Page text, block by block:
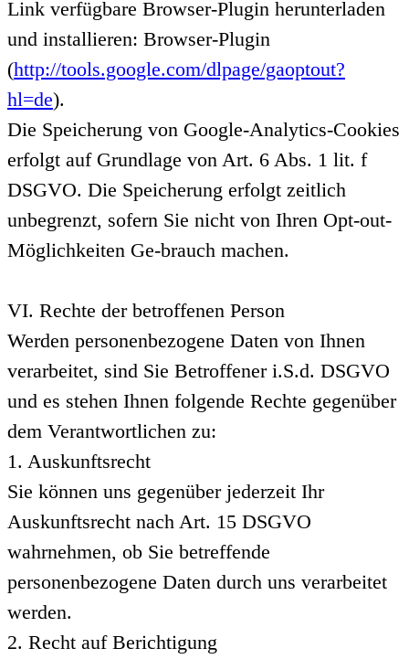
Link verfügbare Browser-Plugin herunterladen
und installieren: Browser-Plugin
(http://tools.google.com/dlpage/gaoptout?
hl=de).
Die Speicherung von Google-Analytics-Cookies
erfolgt auf Grundlage von Art. 6 Abs. 1 lit. f
DSGVO. Die Speicherung erfolgt zeitlich
unbegrenzt, sofern Sie nicht von Ihren Opt-out-
Möglichkeiten Ge-brauch machen.
VI. Rechte der betroffenen Person
Werden personenbezogene Daten von Ihnen
verarbeitet, sind Sie Betroffener i.S.d. DSGVO
und es stehen Ihnen folgende Rechte gegenüber
dem Verantwortlichen zu:
1. Auskunftsrecht
Sie können uns gegenüber jederzeit Ihr
Auskunftsrecht nach Art. 15 DSGVO
wahrnehmen, ob Sie betreffende
personenbezogene Daten durch uns verarbeitet
werden.
2. Recht auf Berichtigung